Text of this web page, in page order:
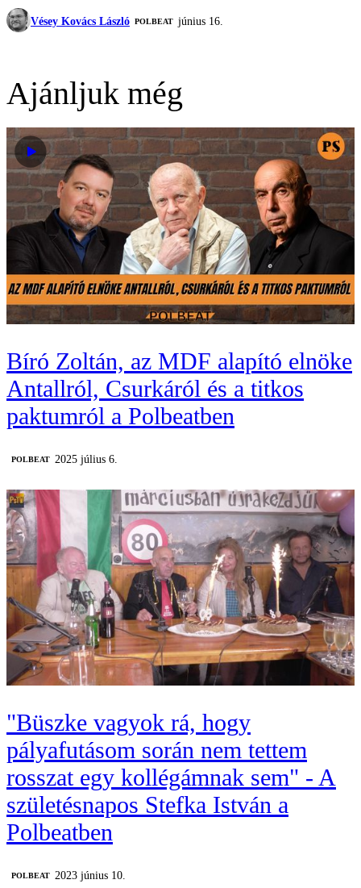
Vésey Kovács László ‎POLBEAT június 16.
Ajánljuk még
Bíró Zoltán, az MDF alapító elnöke
Antallról, Csurkáról és a titkos
paktumról a Polbeatben
‎POLBEAT 2025 július 6.
"Büszke vagyok rá, hogy
pályafutásom során nem tettem
rosszat egy kollégámnak sem" - A
születésnapos Stefka István a
Polbeatben
‎POLBEAT
2023 június 10.